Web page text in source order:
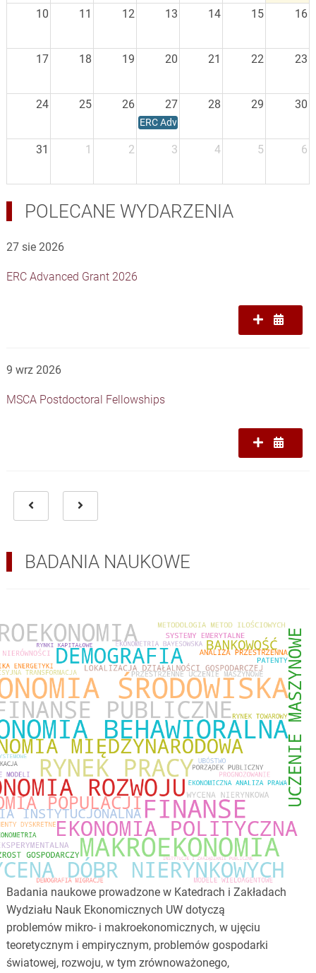
10 11 12 13 14 15 16
17 18 19 20 21 22 23
24 25 26 27 28 29 30
ERC Advanced Grant 2026
31 1 2 3 4 5 6
POLECANE WYDARZENIA
27 sie 2026
ERC Advanced Grant 2026
9 wrz 2026
MSCA Postdoctoral Fellowships
BADANIA NAUKOWE
Badania naukowe prowadzone w Katedrach i Zakładach
Wydziału Nauk Ekonomicznych UW dotyczą
problemów mikro- i makroekonomicznych, w ujęciu
teoretycznym i empirycznym, problemów gospodarki
światowej, rozwoju, w tym zrównoważonego,